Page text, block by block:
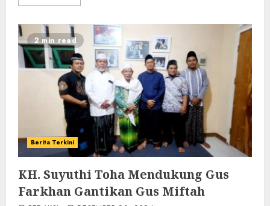
2 min read
Berita Terkini
KH. Suyuthi Toha Mendukung Gus
Farkhan Gantikan Gus Miftah